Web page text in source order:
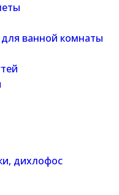
ванной комнаты
дихлофос